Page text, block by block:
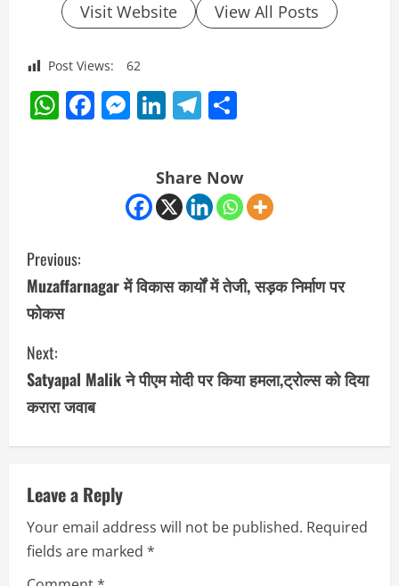
Visit Website View All Posts
Post Views: 62
WhatsApp
Facebook
Messenger
LinkedIn
Telegram
Share Now
C
o
n
t
i
n
e
R
Previous:
Muzaffarnagar में विकास कार्यों में तेजी, सड़क निर्माण पर
फोकस
Next:
Satyapal Malik ने पीएम मोदी पर किया हमला,ट्रोल्स को दिया
करारा जवाब
Leave a Reply
Your email address will not be published. Required
fields are marked *